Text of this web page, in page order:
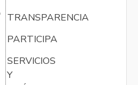
TRANSPARENCIA
PARTICIPA
SERVICIOS
Y